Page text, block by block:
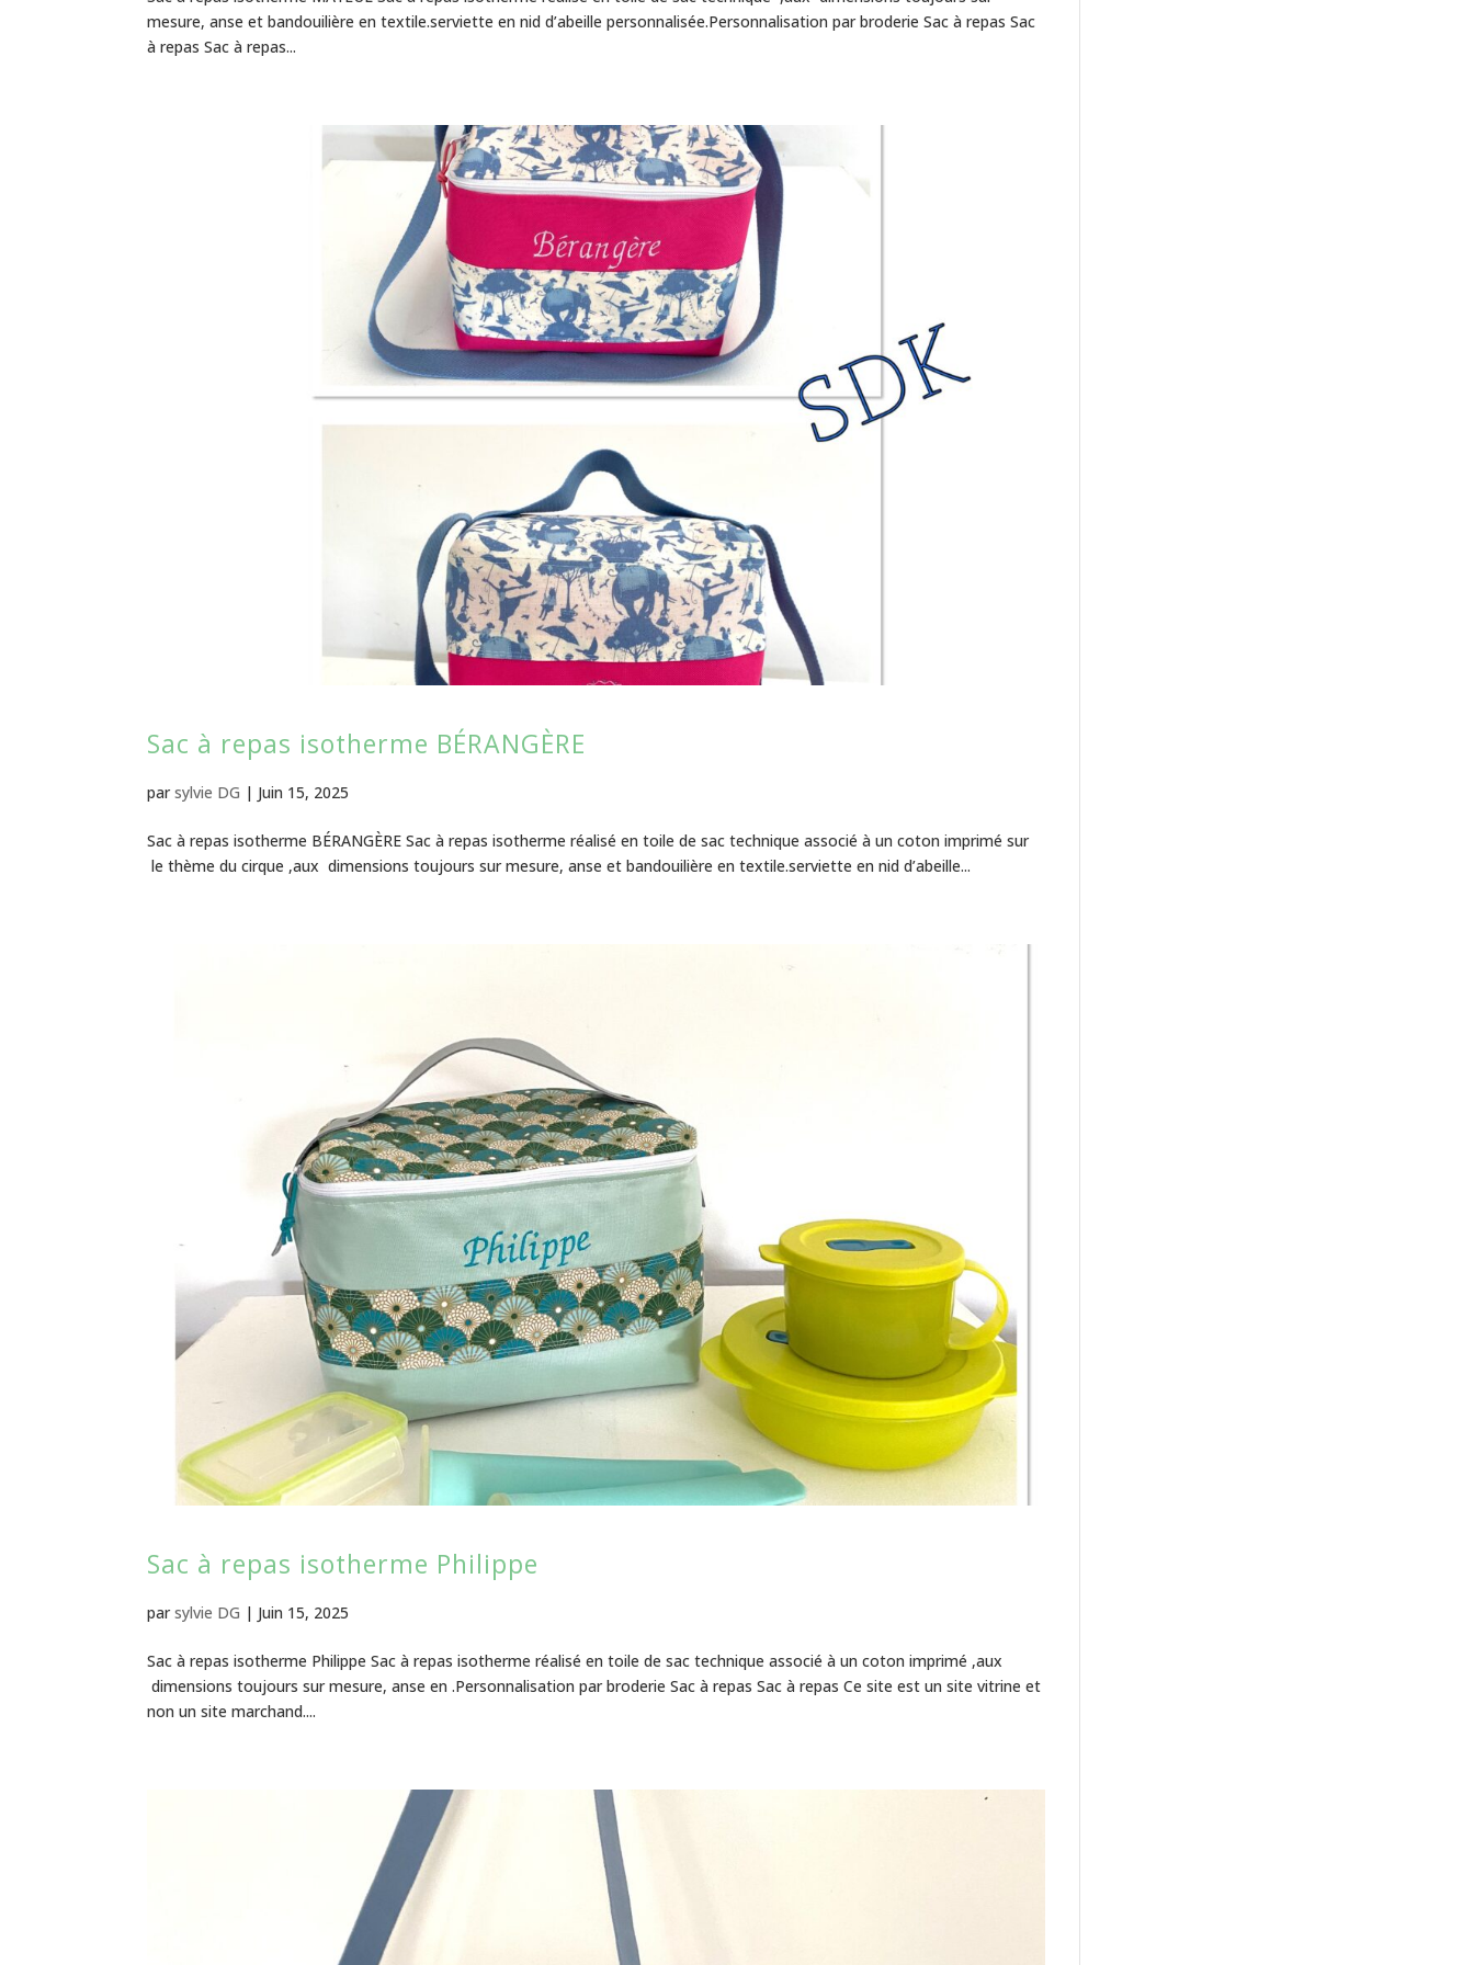
mesure, anse et bandouilière en textile.serviette en nid d’abeille personnalisée.Personnalisation par broderie Sac à repas Sac
à repas Sac à repas...
Sac à repas isotherme BÉRANGÈRE
parsylvie DG | Juin 15, 2025
Sac à repas isotherme BÉRANGÈRE Sac à repas isotherme réalisé en toile de sac technique associé à un coton imprimé sur
le thème du cirque ,aux dimensions toujours sur mesure, anse et bandouilière en textile.serviette en nid d’abeille...
Sac à repas isotherme Philippe
parsylvie DG | Juin 15, 2025
Sac à repas isotherme Philippe Sac à repas isotherme réalisé en toile de sac technique associé à un coton imprimé ,aux
dimensions toujours sur mesure, anse en .Personnalisation par broderie Sac à repas Sac à repas Ce site est un site vitrine et
non un site marchand....